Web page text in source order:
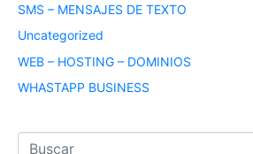
SMS – MENSAJES DE TEXTO
Uncategorized
WEB – HOSTING – DOMINIOS
WHASTAPP BUSINESS